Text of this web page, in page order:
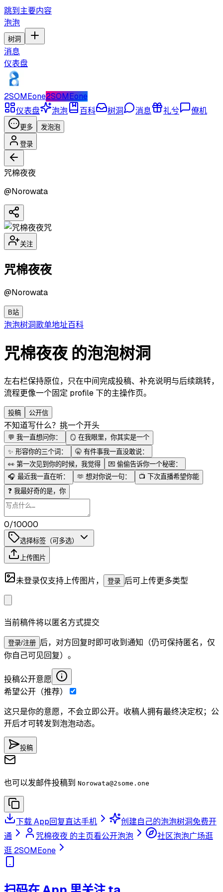
跳到主要内容
泡泡
树洞
消息
仪表盘
2SOMEone2SOMEone
仪表盘
泡泡 百科 树洞 消息 礼兮 僚机
更多 发泡泡
登录
咒棉夜夜
@Norowata
咒
关注
咒棉夜夜
@Norowata
B站
泡泡树洞歌单地址百科
咒棉夜夜 的泡泡树洞
左右栏保持原位，只在中间完成投稿、补充说明与后续跳转，
流程更像一个固定 profile 下的主操作页。
投稿 公开信
不知道写什么？挑一个开头
💬 我一直想问你： 🪞 在我眼里，你其实是一个
✨ 形容你的三个词： 🤫 有件事我一直没敢说：
👀 第一次见到你的时候，我觉得 💌 偷偷告诉你一个秘密：
🎧 最近我一直在听： 🫶 想对你说一句： 📺 下次直播希望你能
❓ 我最好奇的是，你
0/10000
选择标签（可多选）
上传图片
未登录仅支持上传图片， 登录 后可上传更多类型
当前稿件将以匿名方式提交
登录/注册 后，对方回复时即可收到通知（仍可保持匿名，仅
你自己可见回复）。
投稿公开意愿
希望公开（推荐）
这只是你的意愿，不会立即公开。收稿人拥有最终决定权；公
开后才可转发到泡泡动态。
投稿
也可以发邮件投稿到 Norowata@2some.one
下载 App回复直达手机 创建自己的泡泡树洞免费开
通
咒棉夜夜 的主页看公开泡泡 社区泡泡广场逛
逛 2SOMEone